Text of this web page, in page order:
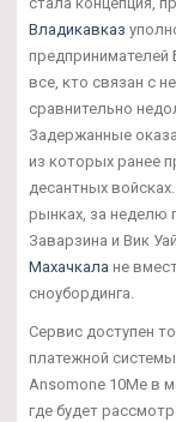
Владикавказ
все, кто связан с
сравнительно
Задержанные
из которых ранее
десантных
рынках, за неделю
Заварзина и Вик
Махачкала не
сноубординга.
Сервис доступен
платежной
Ansomone 10Me в
где будет